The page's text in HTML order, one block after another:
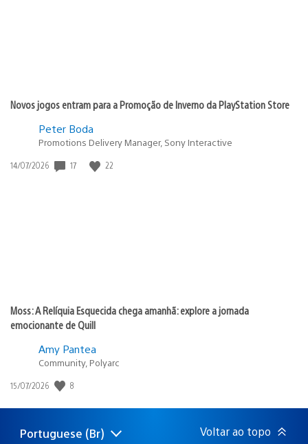
Novos jogos entram para a Promoção de Inverno da PlayStation Store
Peter Boda
Promotions Delivery Manager, Sony Interactive
Data
14/07/2026 17 22
Moss: A Relíquia Esquecida chega amanhã: explore a jornada
emocionante de Quill
Amy Pantea
Community, Polyarc
Data
publicação:
15/07/2026 8
Selecione
Região
Portuguese (Br) Voltar ao topo